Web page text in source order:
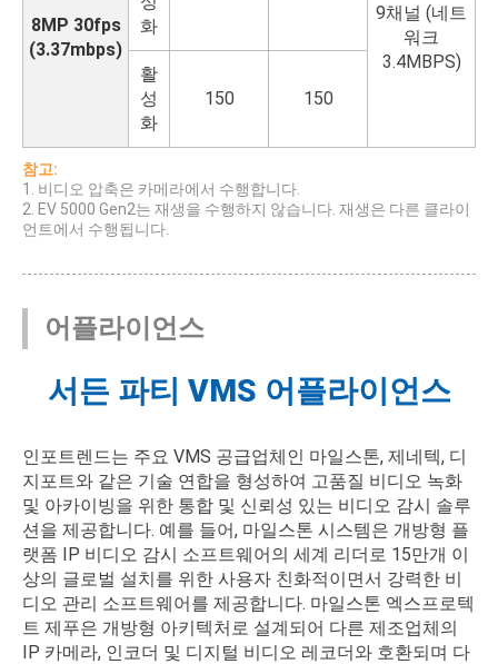
8MP 30fps
(3.37mbps)
화
9채널 (네트
워크
3.4MBPS)
활
성
화
150 150
참고:
1. 비디오 압축은 카메라에서 수행합니다.
2. EV 5000 Gen2는 재생을 수행하지 않습니다. 재생은 다른 클라이
언트에서 수행됩니다.
어플라이언스
서든 파티 VMS 어플라이언스
인포트렌드는 주요 VMS 공급업체인 마일스톤, 제네텍, 디
지포트와 같은 기술 연합을 형성하여 고품질 비디오 녹화
및 아카이빙을 위한 통합 및 신뢰성 있는 비디오 감시 솔루
션을 제공합니다. 예를 들어, 마일스톤 시스템은 개방형 플
랫폼 IP 비디오 감시 소프트웨어의 세계 리더로 15만개 이
상의 글로벌 설치를 위한 사용자 친화적이면서 강력한 비
디오 관리 소프트웨어를 제공합니다. 마일스톤 엑스프로텍
트 제푸은 개방형 아키텍처로 설계되어 다른 제조업체의
IP 카메라, 인코더 및 디지털 비디오 레코더와 호환되며 다